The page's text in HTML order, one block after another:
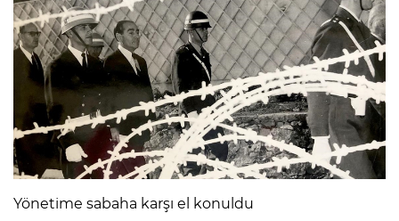
Yönetime sabaha karşı el konuldu